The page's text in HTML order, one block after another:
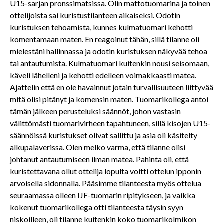
U15-sarjan pronssimatsissa. Olin mattotuomarina ja toinen
ottelijoista sai kuristustilanteen aikaiseksi. Odotin
kuristuksen tehoamista, kunnes kulmatuomari kehotti
komentamaan maten. En reagoinut tähän, sillä tilanne oli
mielestäni hallinnassa ja odotin kuristuksen näkyvää tehoa
tai antautumista. Kulmatuomari kuitenkin nousi seisomaan,
käveli lähelleni ja kehotti edelleen voimakkaasti matea.
Ajattelin että en ole havainnut jotain turvallisuuteen liittyvää
mitä olisi pitänyt ja komensin maten. Tuomarikollega antoi
tämän jälkeen perusteluksi säännöt, johon vastasin
välittömästi tuomarivirheen tapahtuneen, sillä kisojen U15-
säännöissä kuristukset olivat sallittu ja asia oli käsitelty
alkupalaverissa. Olen melko varma, että tilanne olisi
johtanut antautumiseen ilman matea. Pahinta oli, että
kuristettavana ollut ottelija lopulta voitti ottelun ipponin
arvoisella sidonnalla. Pääsimme tilanteesta myös ottelua
seuraamassa olleen IJF-tuomarin ripitykseen, ja vaikka
kokenut tuomarikollega otti tilanteesta täysin syyn
niskoilleen, oli tilanne kuitenkin koko tuomarikolmikon